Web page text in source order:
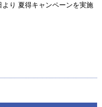
より 夏得キャンペーンを実施